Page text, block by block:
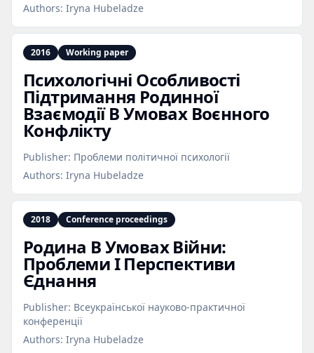
Authors: Iryna Hubeladze
2016 Working paper
Психологічні Особливості
Підтримання Родинної
Взаємодії В Умовах Воєнного
Конфлікту
Publisher: Проблеми політичної психології
Authors: Iryna Hubeladze
2018 Conference proceedings
Родина В Умовах Війни:
Проблеми І Перспективи
Єднання
Publisher: Всеукраїнської науково-практичної
конференції
Authors: Iryna Hubeladze